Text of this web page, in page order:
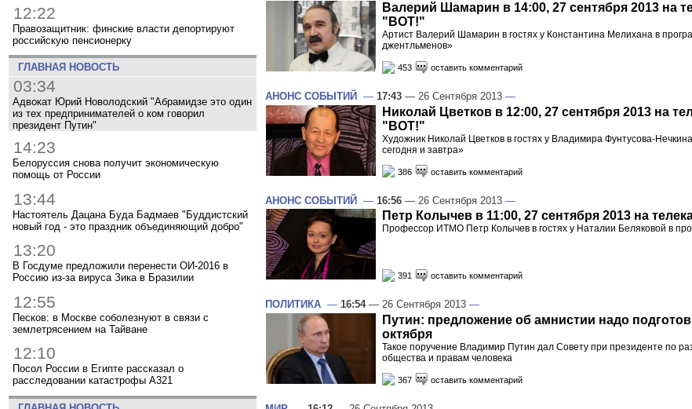
12:22
Правозащитник: финские власти депортируют
российскую пенсионерку
ГЛАВНАЯ НОВОСТЬ
03:34
Адвокат Юрий Новолодский "Абрамидзе это один
из тех предпринимателей о ком говорил
президент Путин"
14:23
Белоруссия снова получит экономическую
помощь от России
13:44
Настоятель Дацана Буда Бадмаев "Буддистский
новый год - это праздник объединяющий добро"
13:20
В Госдуме предложили перенести ОИ-2016 в
Россию из-за вируса Зика в Бразилии
12:55
Песков: в Москве соболезнуют в связи с
землетрясением на Тайване
12:10
Посол России в Египте рассказал о
расследовании катастрофы A321
Валерий Шамарин в 14:00, 27 сентября 2013 на
"ВОТ!"
Артист Валерий Шамарин в гостях у Константина Мелихана в
джентльменов»
453 оставить комментарий
АНОНС СОБЫТИЙ — 17:43 — 26 Сентября 2013 —
Николай Цветков в 12:00, 27 сентября 2013 на
"ВОТ!"
Художник Николай Цветков в гостях у Владимира Фунтусова-
сегодня и завтра»
386 оставить комментарий
АНОНС СОБЫТИЙ — 16:56 — 26 Сентября 2013 —
Петр Колычев в 11:00, 27 сентября 2013 на
Профессор ИТМО Петр Колычев в гостях у Наталии Беляковой в
391 оставить комментарий
ПОЛИТИКА — 16:54— 26 Сентября 2013 —
Путин: предложение об амнистии надо
октября
Такое поручение Владимир Путин дал Совету при президенте по
общества и правам человека
367 оставить комментарий